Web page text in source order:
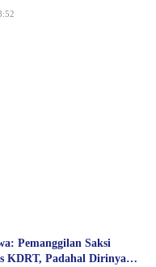
Pemanggilan Saksi
KDRT, Padahal Dirinya